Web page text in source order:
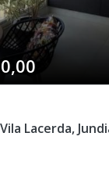
Lacerda,